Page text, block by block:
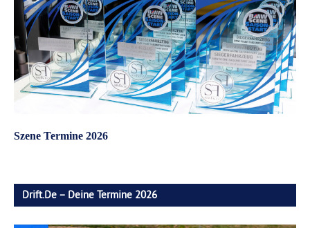
Szene Termine 2026
Drift.de – Deine Termine 2026